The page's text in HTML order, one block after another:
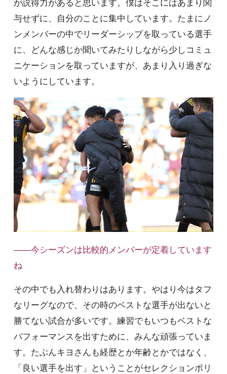
が説得力があると思います。僕はそこにはあまり関
与せずに、自分のことに集中しています。たまにノ
ンメンバーの中でリーダーシップを取っている選手
に、どんな感じか聞いてみたりしながら少しコミュ
ニケーションを取っていますが、あまり入り過ぎな
いようにしています。
――今シーズンは比較的メンバーが定着しています
ね
その中でも入れ替わりはあります。やはり今はタフ
なリーグなので、その時のベストな選手が出ないと
勝てない試合が多いです。練習でもいつもベストな
パフォーマンスを出すために、みんな頑張っていま
す。たぶんキヨさんも経歴とか年齢とかではなく、
「良い選手を出す」ということがセレクションポリ